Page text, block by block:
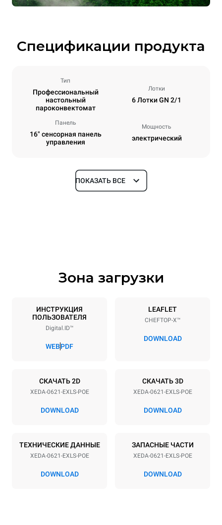
Спецификации продукта
Тип
Профессиональный
настольный
пароконвектомат
Лотки
6 Лотки GN 2/1
Панель
16" сенсорная панель
управления
Мощность
электрический
Размеры
Спецификации противней
6 GN 2/1
Расстояние между лотками
77 mm
Напряжение
3~
Příkon
Потребление в квт·ч и выбросы co2
ПОКАЗАТЬ ВСЕ
Зона загрузки
ИНСТРУКЦИЯ
ПОЛЬЗОВАТЕЛЯ
Digital.ID™
WEBPDF
LEAFLET
CHEFTOP-X™
DOWNLOAD
СКАЧАТЬ 2D
XEDA-0621-EXLS-POE
DOWNLOAD
СКАЧАТЬ 3D
XEDA-0621-EXLS-POE
DOWNLOAD
ТЕХНИЧЕСКИЕ ДАННЫЕ
XEDA-0621-EXLS-POE
DOWNLOAD
ЗАПАСНЫЕ ЧАСТИ
XEDA-0621-EXLS-POE
DOWNLOAD